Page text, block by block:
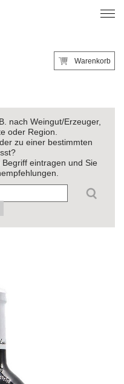
Warenkorb
nach Weingut/Erzeuger,
oder Region.
zu einer bestimmten
eintragen und Sie